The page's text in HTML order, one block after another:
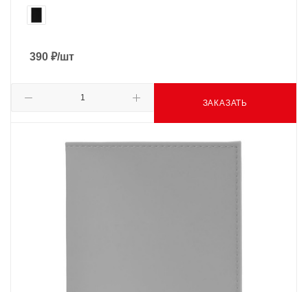
390 ₽/шт
ЗАКАЗАТЬ